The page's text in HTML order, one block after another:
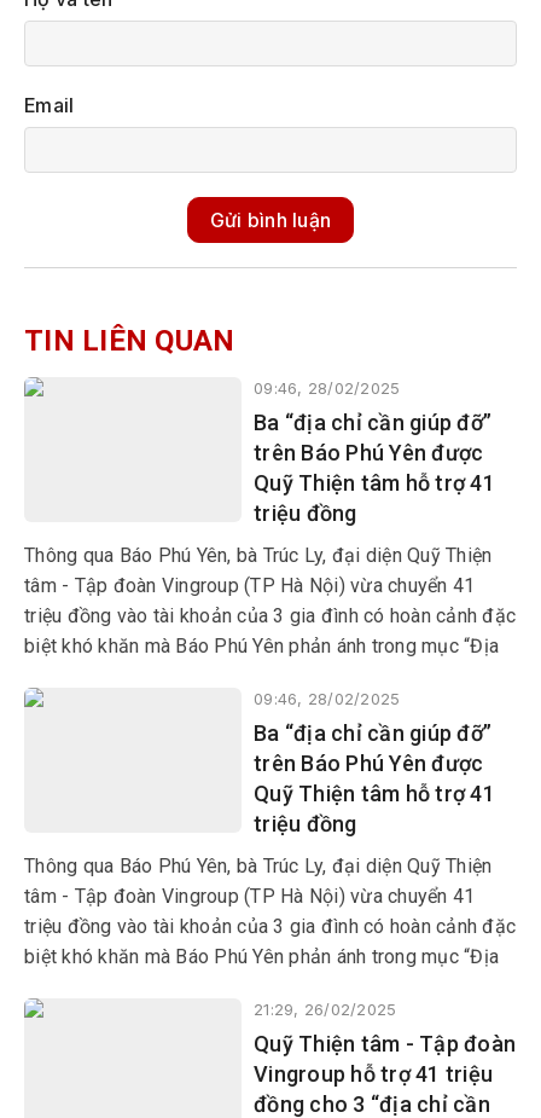
Email
Gửi bình luận
TIN LIÊN QUAN
09:46, 28/02/2025
Ba “địa chỉ cần giúp đỡ”
trên Báo Phú Yên được
Quỹ Thiện tâm hỗ trợ 41
triệu đồng
Thông qua Báo Phú Yên, bà Trúc Ly, đại diện Quỹ Thiện
tâm - Tập đoàn Vingroup (TP Hà Nội) vừa chuyển 41
triệu đồng vào tài khoản của 3 gia đình có hoàn cảnh đặc
biệt khó khăn mà Báo Phú Yên phản ánh trong mục “Địa
09:46, 28/02/2025
Ba “địa chỉ cần giúp đỡ”
trên Báo Phú Yên được
Quỹ Thiện tâm hỗ trợ 41
triệu đồng
Thông qua Báo Phú Yên, bà Trúc Ly, đại diện Quỹ Thiện
tâm - Tập đoàn Vingroup (TP Hà Nội) vừa chuyển 41
triệu đồng vào tài khoản của 3 gia đình có hoàn cảnh đặc
biệt khó khăn mà Báo Phú Yên phản ánh trong mục “Địa
21:29, 26/02/2025
Quỹ Thiện tâm - Tập đoàn
Vingroup hỗ trợ 41 triệu
đồng cho 3 “địa chỉ cần